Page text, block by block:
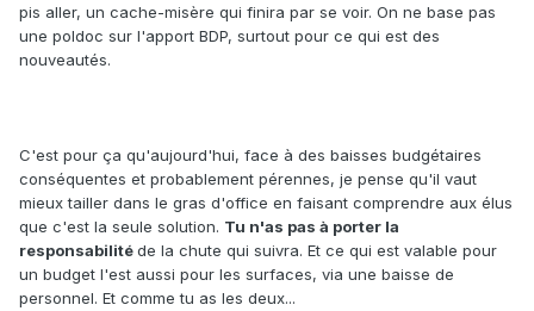
pis aller, un cache-misère qui finira par se voir. On ne base pas
une poldoc sur l'apport BDP, surtout pour ce qui est des
nouveautés.
C'est pour ça qu'aujourd'hui, face à des baisses budgétaires
conséquentes et probablement pérennes, je pense qu'il vaut
mieux tailler dans le gras d'office en faisant comprendre aux élus
que c'est la seule solution. Tu n'as pas à porter la
responsabilitéde la chute qui suivra. Et ce qui est valable pour
un budget l'est aussi pour les surfaces, via une baisse de
personnel. Et comme tu as les deux...